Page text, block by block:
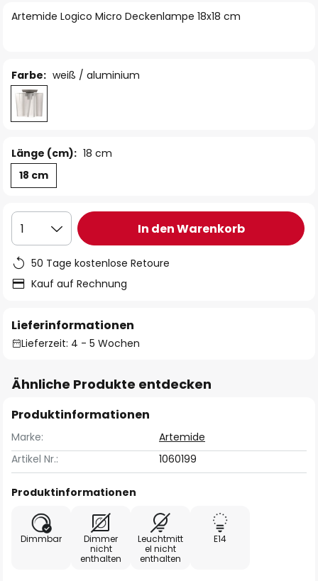
Artemide Logico Micro Deckenlampe 18x18 cm
Farbe: weiß / aluminium
Länge (cm): 18 cm
18 cm
1 In den Warenkorb
50 Tage kostenlose Retoure
Kauf auf Rechnung
Lieferinformationen
Lieferzeit: 4 - 5 Wochen
Ähnliche Produkte entdecken
Produktinformationen
Marke:
Artemide
Artikel Nr.:
1060199
Produktinformationen
Dimmbar
Dimmer
nicht
enthalten
Leuchtmitt
el nicht
enthalten
E14